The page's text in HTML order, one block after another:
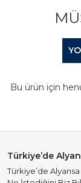
Bu ürün için
Türkiye’de
Türkiye’de